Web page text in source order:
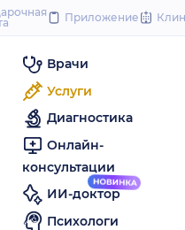
to
Приложение
Врачи
Услуги
Диагностика
Онлайн-
консультации
ИИ-доктор
Психологи